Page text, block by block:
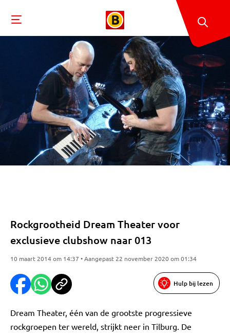
Rockgrootheid Dream Theater voor
exclusieve clubshow naar 013
10 maart 2014 om 14:37 • Aangepast 22 november 2020 om 01:34
Hulp bij lezen
Dream Theater, één van de grootste progressieve
rockgroepen ter wereld, strijkt neer in Tilburg. De